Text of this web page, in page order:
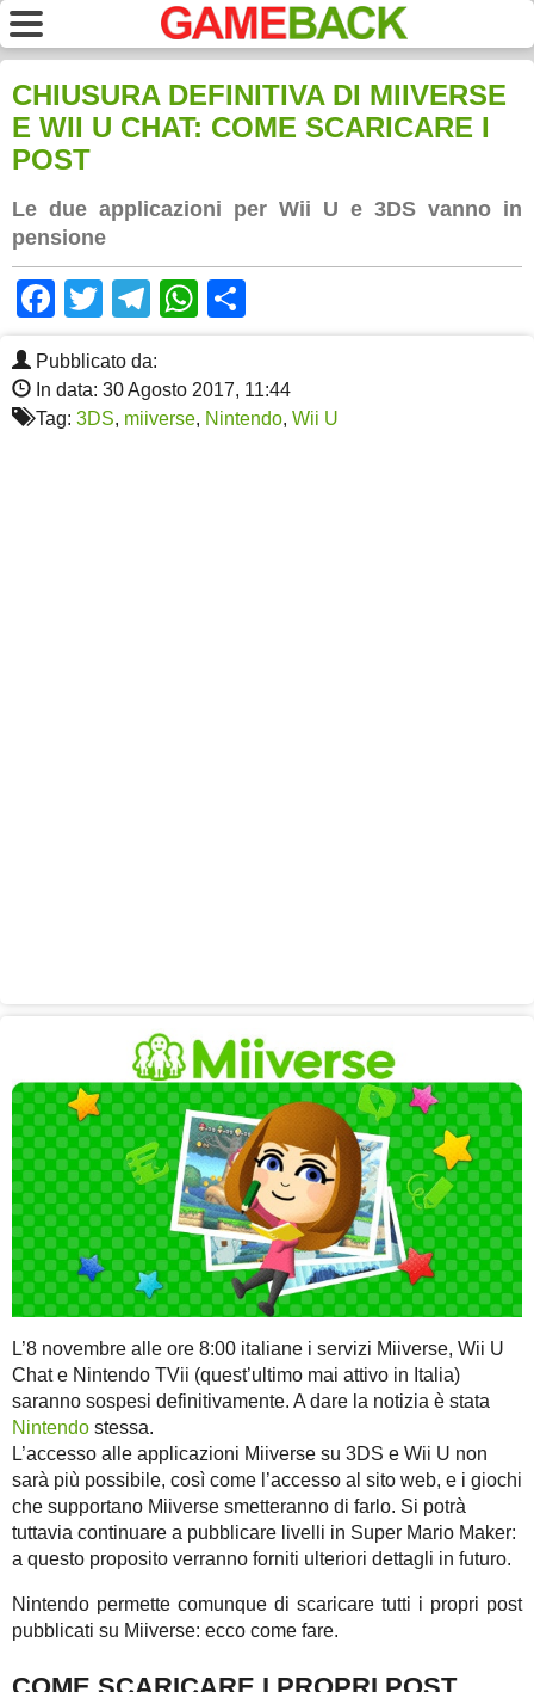
CHIUSURA DEFINITIVA DI MIIVERSE
E WII U CHAT: COME SCARICARE I
POST
Le due applicazioni per Wii U e 3DS vanno in
pensione
Facebook
TwitterTelegram
WhatsApp
Pubblicato da:
In data: 30 Agosto 2017, 11:44
Tag: 3DS, miiverse, Nintendo, Wii U
L’8 novembre alle ore 8:00 italiane i servizi Miiverse, Wii U
Chat e Nintendo TVii (quest’ultimo mai attivo in Italia)
saranno sospesi definitivamente. A dare la notizia è stata
Nintendo stessa.
L’accesso alle applicazioni Miiverse su 3DS e Wii U non
sarà più possibile, così come l’accesso al sito web, e i giochi
che supportano Miiverse smetteranno di farlo. Si potrà
tuttavia continuare a pubblicare livelli in Super Mario Maker:
a questo proposito verranno forniti ulteriori dettagli in futuro.
Nintendo permette comunque di scaricare tutti i propri post
pubblicati su Miiverse: ecco come fare.